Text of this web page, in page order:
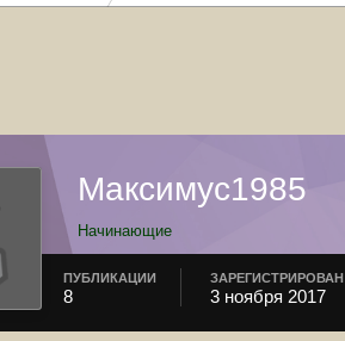
Максимус1985
Начинающие
ПУБЛИКАЦИИ
8
ЗАРЕГИСТРИРОВАН
3 ноября 2017